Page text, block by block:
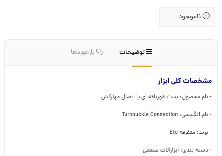
ناموجود
توضیحات بازخوردها
مشخصات کلی ابزار
- نام محصول: بست غورباغه ای یا اتصال مهارکش
- نام انگلیسی: Turnbuckle Connection
- برند: متفرقه Etc
- دسته بندی: ابزارآلات صنعتی